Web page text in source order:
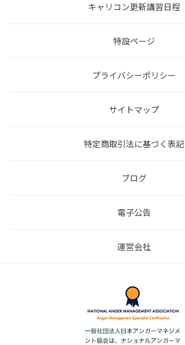
キャリコン更新講習日程
特設ページ
プライバシーポリシー
サイトマップ
特定商取引法に基づく表記
ブログ
電子公告
運営会社